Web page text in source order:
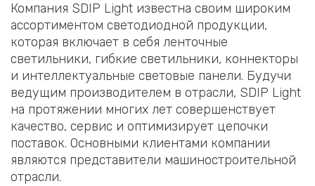
Компания SDIP Light известна своим широким
ассортиментом светодиодной продукции,
которая включает в себя ленточные
светильники, гибкие светильники, коннекторы
и интеллектуальные световые панели. Будучи
ведущим производителем в отрасли, SDIP Light
на протяжении многих лет совершенствует
качество, сервис и оптимизирует цепочки
поставок. Основными клиентами компании
являются представители машиностроительной
отрасли.